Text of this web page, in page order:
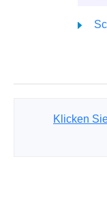
Klicken